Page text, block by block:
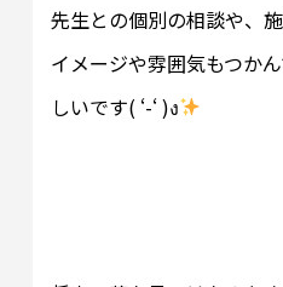
先生との個別の相談や、
イメージや雰囲気もつか
しいです( ‘-‘ )ง